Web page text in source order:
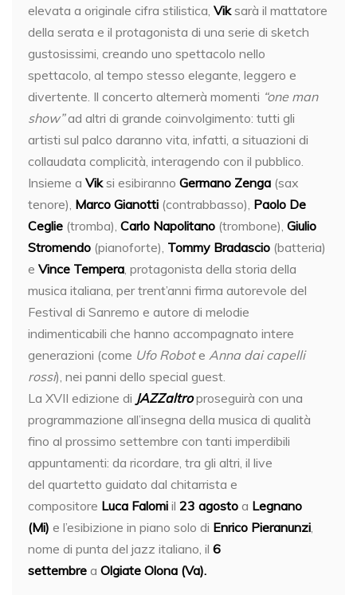
elevata a originale cifra stilistica, Viksarà il mattatore
della serata e il protagonista di una serie di sketch
gustosissimi, creando uno spettacolo nello
spettacolo, al tempo stesso elegante, leggero e
divertente. Il concerto alternerà momenti “one man
show”ad altri di grande coinvolgimento: tutti gli
artisti sul palco daranno vita, infatti, a situazioni di
collaudata complicità, interagendo con il pubblico.
Insieme a Viksi esibiranno Germano Zenga (sax
tenore), Marco Gianotti (contrabbasso), Paolo De
Ceglie (tromba), Carlo Napolitano (trombone), Giulio
Stromendo (pianoforte), Tommy Bradascio (batteria)
e Vince Tempera , protagonista della storia della
musica italiana, per trent’anni firma autorevole del
Festival di Sanremo e autore di melodie
indimenticabili che hanno accompagnato intere
generazioni (come Ufo Robote Anna dai capelli
rossi), nei panni dello special guest.
La XVII edizione di JAZZaltroproseguirà con una
programmazione all’insegna della musica di qualità
fino al prossimo settembre con tanti imperdibili
appuntamenti: da ricordare, tra gli altri, il live
del quartetto guidato dal chitarrista e
compositore Luca Falomi il 23 agosto a Legnano
(Mi) e l’esibizione in piano solo di Enrico Pieranunzi
nome di punta del jazz italiano, il 6
settembre a Olgiate Olona (Va).